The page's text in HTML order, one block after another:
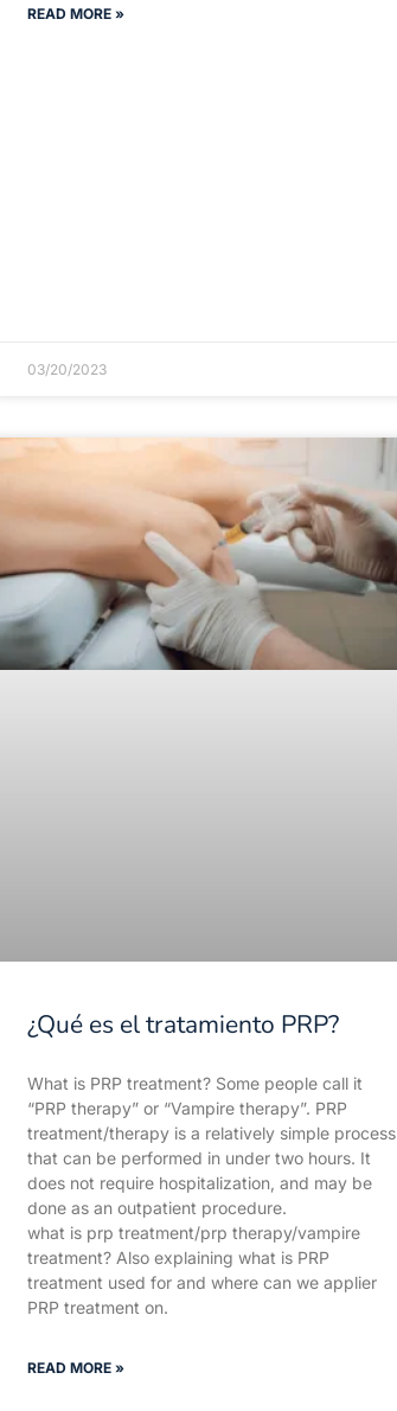
READ MORE »
03/20/2023
¿Qué es el tratamiento PRP?
What is PRP treatment? Some people call it
“PRP therapy” or “Vampire therapy”. PRP
treatment/therapy is a relatively simple process
that can be performed in under two hours. It
does not require hospitalization, and may be
done as an outpatient procedure.
what is prp treatment/prp therapy/vampire
treatment? Also explaining what is PRP
treatment used for and where can we applier
PRP treatment on.
READ MORE »